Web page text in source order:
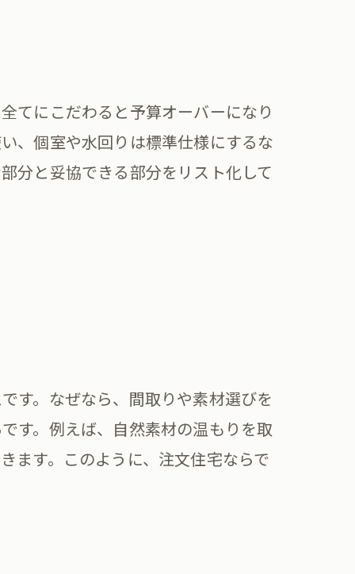
方
てにこだわると予算オーバーになり
、個室や水回りは標準仕様にするな
分と妥協できる部分をリスト化して
す。なぜなら、間取りや素材選びを
す。例えば、自然素材の温もりを取
ます。このように、注文住宅ならで